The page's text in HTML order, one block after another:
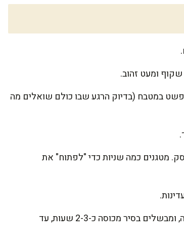
ומעט זהוב.
במטבח (בדיוק הרגע שבו כולם שואלים מה
מטגנים כמה שניות כדי "לפתוח" את
מוסיפים את עלי הדפנה, המלח והפלפל. מביאים לרתיחה, מנמיכים לאש קטנה, ומבשלים בסיר מכוסה כ-2-3 שעות, עד